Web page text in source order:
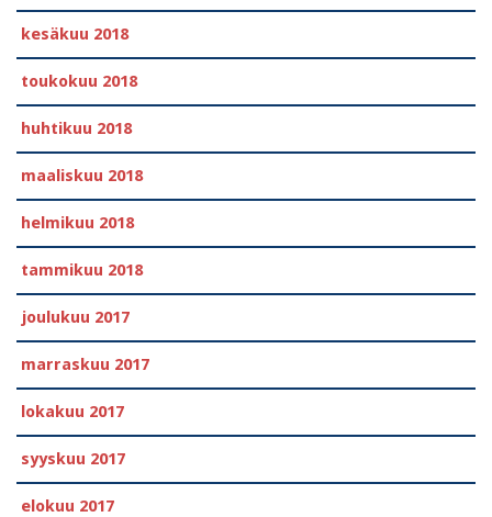
kesäkuu 2018
toukokuu 2018
huhtikuu 2018
maaliskuu 2018
helmikuu 2018
tammikuu 2018
joulukuu 2017
marraskuu 2017
lokakuu 2017
syyskuu 2017
elokuu 2017